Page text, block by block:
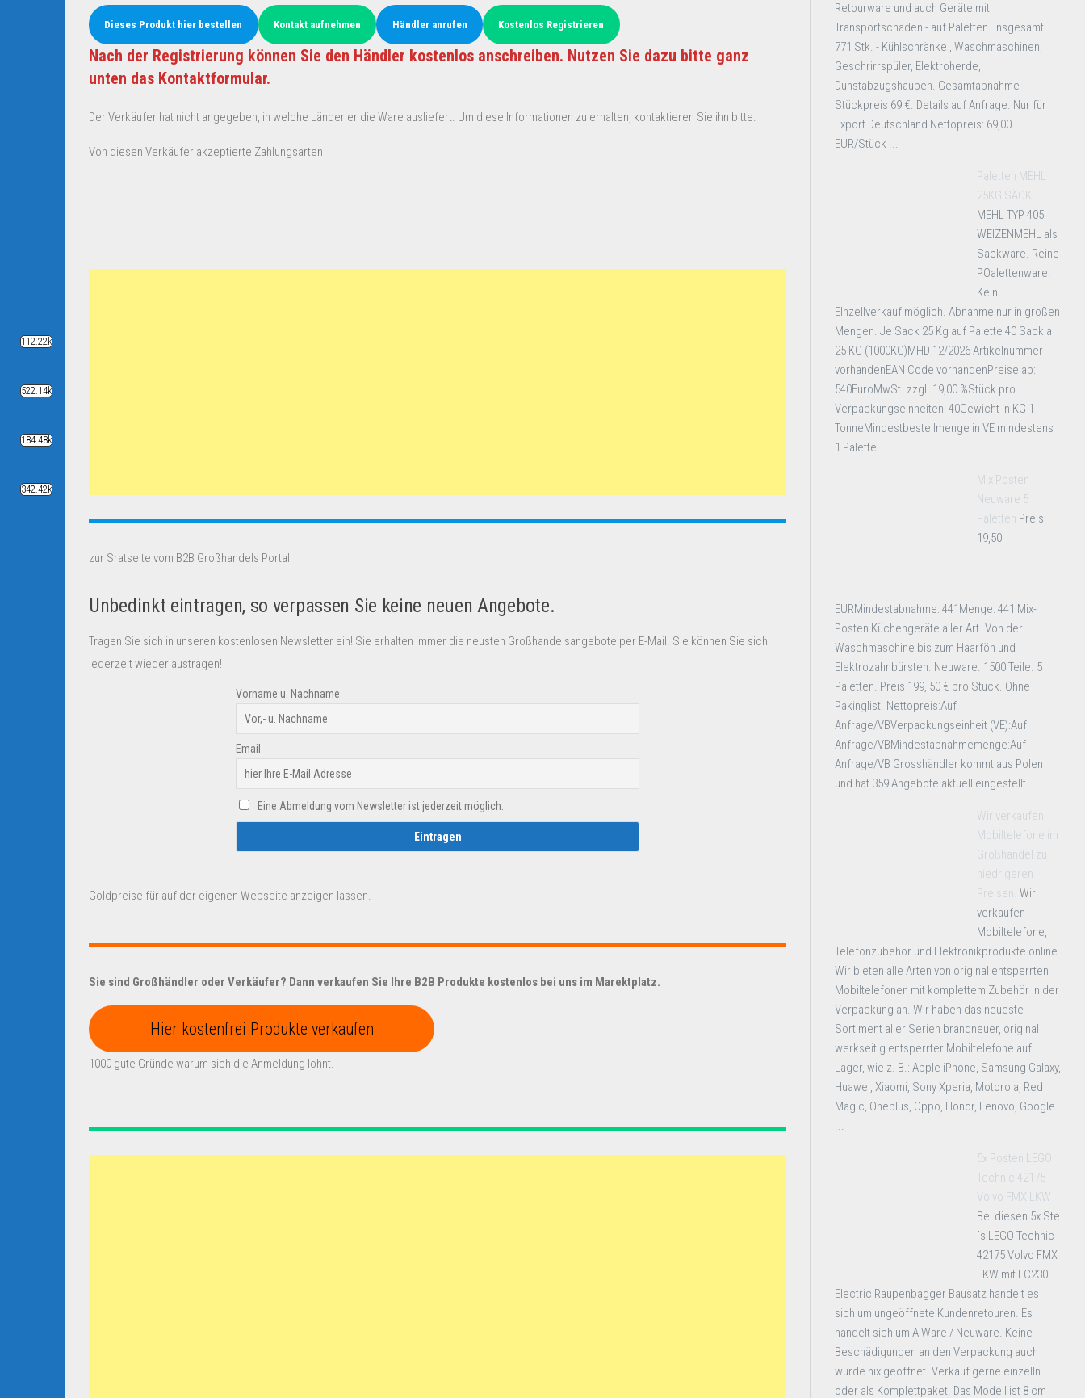
Dieses Produkt hier bestellen Kontakt aufnehmen Händler anrufen Kostenlos Registrieren
Nach der Registrierung können Sie den Händler kostenlos anschreiben. Nutzen Sie dazu bitte ganz
unten das Kontaktformular.
Der Verkäufer hat nicht angegeben, in welche Länder er die Ware ausliefert. Um diese Informationen zu erhalten, kontaktieren Sie ihn bitte.
Von diesen Verkäufer akzeptierte Zahlungsarten
zur Sratseite vom B2B Großhandels Portal
Unbedinkt eintragen, so verpassen Sie keine neuen Angebote.
Tragen Sie sich in unseren kostenlosen Newsletter ein! Sie erhalten immer die neusten Großhandelsangebote per E-Mail. Sie können Sie sich
jederzeit wieder austragen!
Vorname u. Nachname
Email
Eine Abmeldung vom Newsletter ist jederzeit möglich.
Goldpreise für auf der eigenen Webseite anzeigen lassen.
Sie sind Großhändler oder Verkäufer? Dann verkaufen Sie Ihre B2B Produkte kostenlos bei uns im Marektplatz.
Hier kostenfrei Produkte verkaufen
1000 gute Gründe warum sich die Anmeldung lohnt.
Retourware und auch Geräte mit
Transportschäden - auf Paletten. Insgesamt
771 Stk. - Kühlschränke , Waschmaschinen,
Geschrirrspüler, Elektroherde,
Dunstabzugshauben. Gesamtabnahme -
Stückpreis 69 €. Details auf Anfrage. Nur für
Export Deutschland Nettopreis: 69,00
EUR/Stück ...
Paletten MEHL
25KG SÄCKE
MEHL TYP 405
WEIZENMEHL als
Sackware. Reine
POalettenware.
Kein
EInzellverkauf möglich. Abnahme nur in großen
Mengen. Je Sack 25 Kg auf Palette 40 Sack a
25 KG (1000KG)MHD 12/2026 Artikelnummer
vorhandenEAN Code vorhandenPreise ab:
540EuroMwSt. zzgl. 19,00 %Stück pro
Verpackungseinheiten: 40Gewicht in KG 1
TonneMindestbestellmenge in VE mindestens
1 Palette
Mix Posten
Neuware 5
Paletten Preis:
19,50
EURMindestabnahme: 441Menge: 441 Mix-
Posten Küchengeräte aller Art. Von der
Waschmaschine bis zum Haarfön und
Elektrozahnbürsten. Neuware. 1500 Teile. 5
Paletten. Preis 199, 50 € pro Stück. Ohne
Pakinglist. Nettopreis:Auf
Anfrage/VBVerpackungseinheit (VE):Auf
Anfrage/VBMindestabnahmemenge:Auf
Anfrage/VB Grosshändler kommt aus Polen
und hat 359 Angebote aktuell eingestellt.
Wir verkaufen
Mobiltelefone im
Großhandel zu
niedrigeren
Preisen. Wir
verkaufen
Mobiltelefone,
Telefonzubehör und Elektronikprodukte online.
Wir bieten alle Arten von original entsperrten
Mobiltelefonen mit komplettem Zubehör in der
Verpackung an. Wir haben das neueste
Sortiment aller Serien brandneuer, original
werkseitig entsperrter Mobiltelefone auf
Lager, wie z. B.: Apple iPhone, Samsung Galaxy,
Huawei, Xiaomi, Sony Xperia, Motorola, Red
Magic, Oneplus, Oppo, Honor, Lenovo, Google
...
5x Posten LEGO
Technic 42175
Volvo FMX LKW
Bei diesen 5x Ste
´s LEGO Technic
42175 Volvo FMX
LKW mit EC230
Electric Raupenbagger Bausatz handelt es
sich um ungeöffnete Kundenretouren. Es
handelt sich um A Ware / Neuware. Keine
Beschädigungen an den Verpackung auch
wurde nix geöffnet. Verkauf gerne einzelln
oder als Komplettpaket. Das Modell ist 8 cm
112.22k
522.14k
184.48k
342.42k